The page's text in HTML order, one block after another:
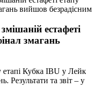
вийшов безрадісним
естафеті
змагань
Кубка IBU у Лейк
Результати та звіт – у